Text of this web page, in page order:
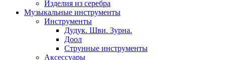
Изделия из серебра
Музыкальные инструменты
Инструменты
Дудук. Шви. Зурна.
Доол
Струнные инструменты
Аксессуары